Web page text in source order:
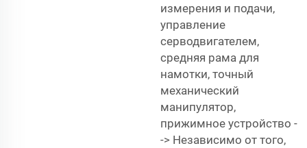
измерения и подачи,
управление
серводвигателем,
средняя рама для
намотки, точный
механический
манипулятор,
прижимное устройство -
-> Независимо от того,